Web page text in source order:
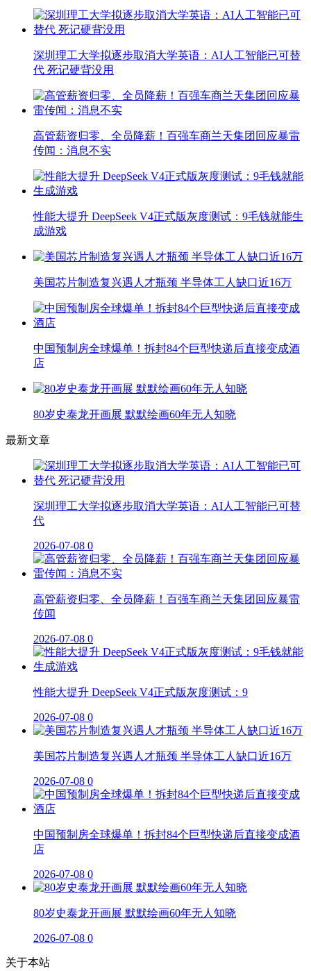
深圳理工大学拟逐步取消大学英语：AI人工智能已可替
代 死记硬背没用
高管薪资归零、全员降薪！百强车商兰天集团回应暴雷
传闻：消息不实
性能大提升 DeepSeek V4正式版灰度测试：9毛钱就能生
成游戏
美国芯片制造复兴遇人才瓶颈 半导体工人缺口近16万
中国预制房全球爆单！拆封84个巨型快递后直接变成酒
店
80岁史泰龙开画展 默默绘画60年无人知晓
最新文章
深圳理工大学拟逐步取消大学英语：AI人工智能已可替
代
2026-07-08 0
高管薪资归零、全员降薪！百强车商兰天集团回应暴雷
传闻
2026-07-08 0
性能大提升 DeepSeek V4正式版灰度测试：9
2026-07-08 0
美国芯片制造复兴遇人才瓶颈 半导体工人缺口近16万
2026-07-08 0
中国预制房全球爆单！拆封84个巨型快递后直接变成酒
店
2026-07-08 0
80岁史泰龙开画展 默默绘画60年无人知晓
2026-07-08 0
关于本站